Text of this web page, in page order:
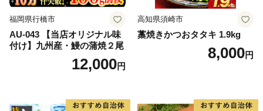
福岡県行橋市
AU-043 【当店オリジナル味
付け】九州産・鰻の蒲焼２尾
12,000円
高知県須崎市
藁焼きかつおタタキ 1.9kg
8,000円